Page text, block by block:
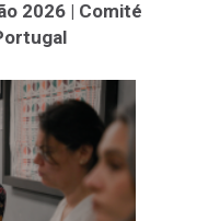
2026 | Comité